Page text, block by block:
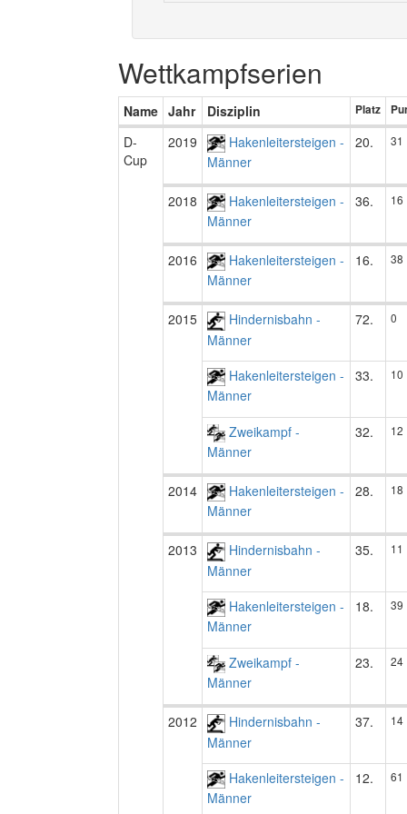
Wettkampfserien
Name Jahr Disziplin Platz
D-
Cup
2019
Hakenleitersteigen -
Männer
20. 31
2018
Hakenleitersteigen -
Männer
36. 16
2016
Hakenleitersteigen -
Männer
16. 38
2015
Hindernisbahn -
Männer
72. 0
Hakenleitersteigen -
Männer
33. 10
Zweikampf -
Männer
32. 12
2014
Hakenleitersteigen -
Männer
28. 18
2013
Hindernisbahn -
Männer
35. 11
Hakenleitersteigen -
Männer
18. 39
Zweikampf -
Männer
23. 24
2012
Hindernisbahn -
Männer
37. 14
Hakenleitersteigen -
Männer
12. 61